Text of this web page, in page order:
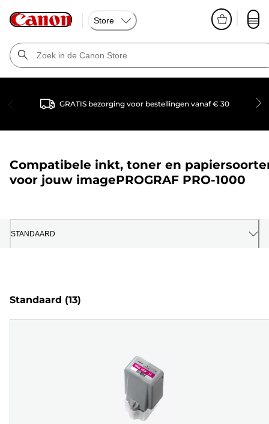
Store
GRATIS bezorging voor bestellingen vanaf € 30
Compatibele inkt, toner en
voor jouw imagePROGRAF PRO-1000
STANDAARD
Standaard (13)